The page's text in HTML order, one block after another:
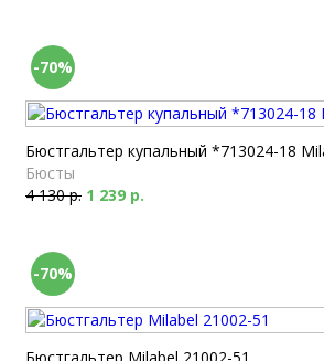
-70%
Бюстгальтер купальный *713024-18
Бюсты
4 130 р. 1 239 р.
-70%